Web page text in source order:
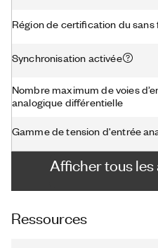
Région de certification du sans
Synchronisation activée
Nombre maximum de voies
analogique différentielle
Gamme de tension d'entrée
Afficher tous
Ressources